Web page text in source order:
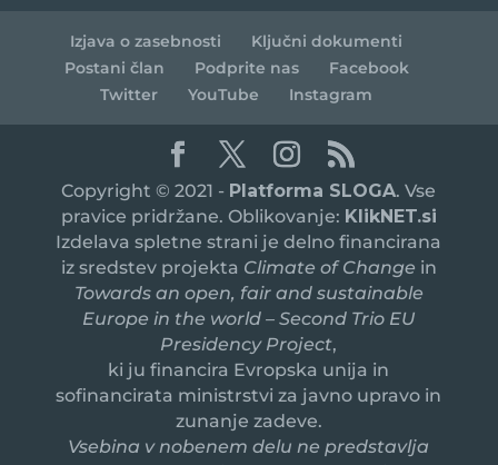
Izjava o zasebnosti
Ključni dokumenti
Postani član
Podprite nas
Facebook
Twitter
YouTube Instagram
Copyright © 2021 - Platforma SLOGA. Vse
pravice pridržane. Oblikovanje: KlikNET.si
Izdelava spletne strani je delno financirana
iz sredstev projekta Climate of Change in
Towards an open, fair and sustainable
Europe in the world – Second Trio EU
Presidency Project,
ki ju financira Evropska unija in
sofinancirata ministrstvi za javno upravo in
zunanje zadeve.
Vsebina v nobenem delu ne predstavlja